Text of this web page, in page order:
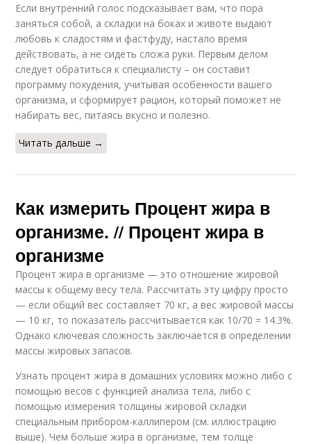
Если внутренний голос подсказывает вам, что пора
заняться собой, а складки на боках и животе выдают
любовь к сладостям и фастфуду, настало время
действовать, а не сидеть сложа руки. Первым делом
следует обратиться к специалисту – он составит
программу похудения, учитывая особенности вашего
организма, и сформирует рацион, который поможет не
набирать вес, питаясь вкусно и полезно.
Читать дальше →
Как измерить Процент жира в
организме. // Процент жира в
организме
Процент жира в организме — это отношение жировой
массы к общему весу тела. Рассчитать эту цифру просто
— если общий вес составляет 70 кг, а вес жировой массы
— 10 кг, то показатель рассчитывается как 10/70 = 14.3%.
Однако ключевая сложность заключается в определении
массы жировых запасов.
Узнать процент жира в домашних условиях можно либо с
помощью весов с функцией анализа тела, либо с
помощью измерения толщины жировой складки
специальным прибором-каллипером (см. иллюстрацию
выше). Чем больше жира в организме, тем толще